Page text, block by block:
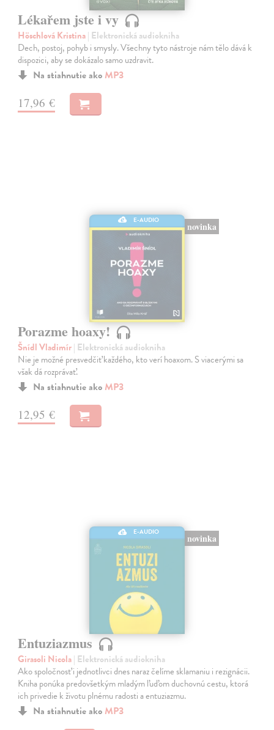
Lékařem jste i vy
Höschlová Kristina| Elektronická audiokniha
Dech, postoj, pohyb i smysly. Všechny tyto nástroje nám tělo dává k
dispozici, aby se dokázalo samo uzdravit.
Na stiahnutie ako MP3
17,96 €
E-AUDIO
novinka
Porazme hoaxy!
Šnídl Vladimír| Elektronická audiokniha
Nie je možné presvedčiť každého, kto verí hoaxom. S viacerými sa
však dá rozprávať.
Na stiahnutie ako MP3
12,95 €
E-AUDIO
novinka
Entuziazmus
Girasoli Nicola| Elektronická audiokniha
Ako spoločnosť i jednotlivci dnes naraz čelíme sklamaniu i rezignácii.
Kniha ponúka predovšetkým mladým ľuďom duchovnú cestu, ktorá
ich privedie k životu plnému radosti a entuziazmu.
Na stiahnutie ako MP3